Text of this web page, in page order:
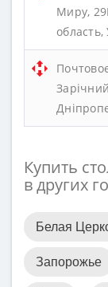
Миру,
Купить
в других
Белая
Запорожье